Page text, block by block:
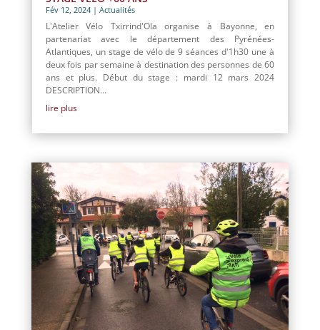
Fév 12, 2024| Actualités
L'Atelier Vélo Txirrind'Ola organise à Bayonne, en
partenariat avec le département des Pyrénées-
Atlantiques, un stage de vélo de 9 séances d'1h30 une à
deux fois par semaine à destination des personnes de 60
ans et plus. Début du stage : mardi 12 mars 2024
DESCRIPTION...
lire plus